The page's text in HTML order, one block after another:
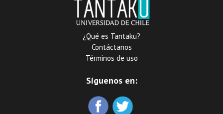
¿Qué es Tantaku?
Contáctanos
Términos de uso
Síguenos en: